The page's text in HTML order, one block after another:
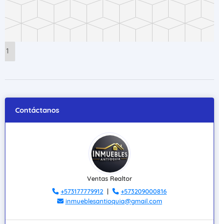
1
Contáctanos
Ventas Realtor
+573177779912 |
+573209000816
inmueblesantioquia@gmail.com